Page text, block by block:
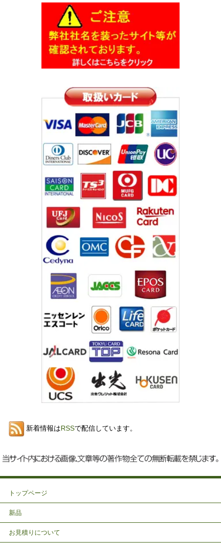
新着情報はRSSで配信しています。
トップページ
新品
お見積りについて